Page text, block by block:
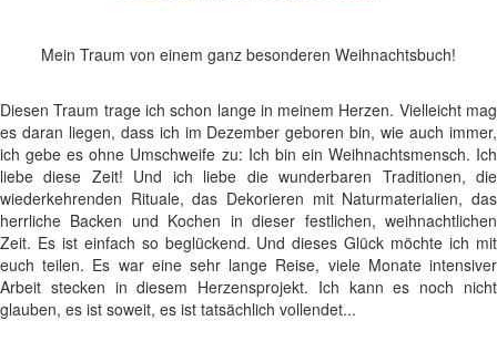
Mein Traum von einem ganz besonderen Weihnachtsbuch!
Diesen Traum trage ich schon lange in meinem Herzen. Vielleicht mag
es daran liegen, dass ich im Dezember geboren bin, wie auch immer,
ich gebe es ohne Umschweife zu: Ich bin ein Weihnachtsmensch. Ich
liebe diese Zeit! Und ich liebe die wunderbaren Traditionen, die
wiederkehrenden Rituale, das Dekorieren mit Naturmaterialien, das
herrliche Backen und Kochen in dieser festlichen, weihnachtlichen
Zeit. Es ist einfach so beglückend. Und dieses Glück möchte ich mit
euch teilen. Es war eine sehr lange Reise, viele Monate intensiver
Arbeit stecken in diesem Herzensprojekt. Ich kann es noch nicht
glauben, es ist soweit, es ist tatsächlich vollendet...